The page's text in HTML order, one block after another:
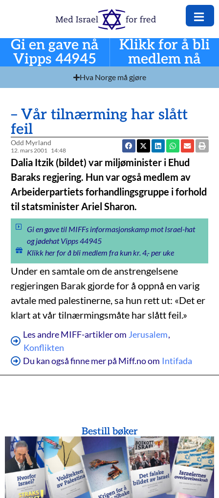
Gi en gave nå
Vipps 44945
Klikk for å bli
medlem nå
Hva Norge må gjøre
– Vår tilnærming har slått
feil
Odd Myrland
12. mars 2001 14:48
Dalia Itzik (bildet) var miljøminister i Ehud
Baraks regjering. Hun var også medlem av
Arbeiderpartiets forhandlingsgruppe i forhold
til statsminister Ariel Sharon.
Gi en gave til MIFFs informasjonskamp mot Israel-hat
og jødehat Vipps 44945
Klikk her for å bli medlem fra kun kr. 4,- per uke
Under en samtale om de anstrengelsene
regjeringen Barak gjorde for å oppnå en varig
avtale med palestinerne, sa hun rett ut: «Det er
klart at vår tilnærmingsmåte har slått feil.»
Les andre MIFF-artikler om Jerusalem,
Konflikten
Du kan også finne mer på Miff.no om Intifada
Bestill bøker